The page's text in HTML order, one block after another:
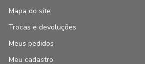
Mapa do site
Trocas e devoluções
Meus pedidos
Meu cadastro